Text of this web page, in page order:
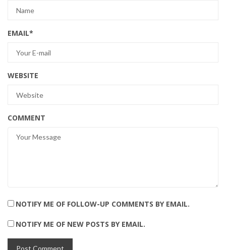
EMAIL*
WEBSITE
COMMENT
NOTIFY ME OF FOLLOW-UP COMMENTS BY EMAIL.
NOTIFY ME OF NEW POSTS BY EMAIL.